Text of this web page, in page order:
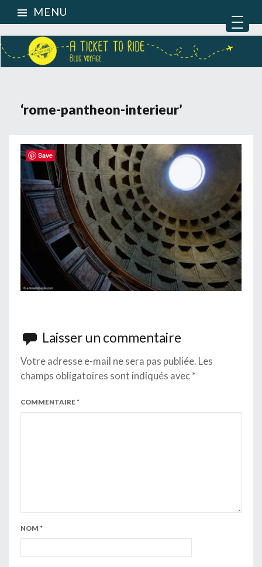
MENU
‘rome-pantheon-interieur’
Laisser un commentaire
Votre adresse e-mail ne sera pas publiée. Les
champs obligatoires sont indiqués avec *
COMMENTAIRE*
NOM *
Save